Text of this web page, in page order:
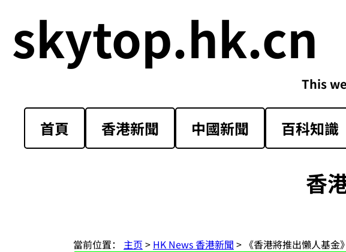
skytop.hk.cn
This
首頁 香港新聞 中國新聞 百科知識
香
當前位置： 主页 > HK News 香港新聞 > 《香港將推出懶人基金》